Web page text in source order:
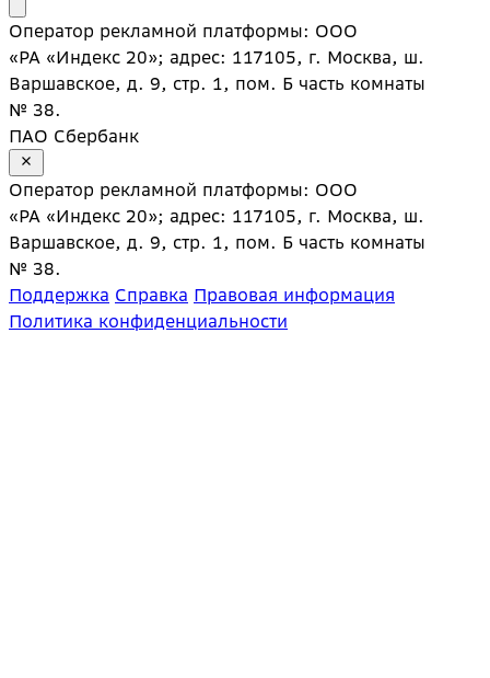
Оператор рекламной платформы: ООО
«РА «Индекс 20»; адрес: 117105, г. Москва, ш.
Варшавское, д. 9, стр. 1, пом. Б часть комнаты
№ 38.
ПАО Сбербанк
Оператор рекламной платформы: ООО
«РА «Индекс 20»; адрес: 117105, г. Москва, ш.
Варшавское, д. 9, стр. 1, пом. Б часть комнаты
№ 38.
Поддержка Справка Правовая информация
Политика конфиденциальности